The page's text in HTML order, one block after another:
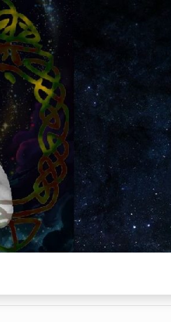
de films